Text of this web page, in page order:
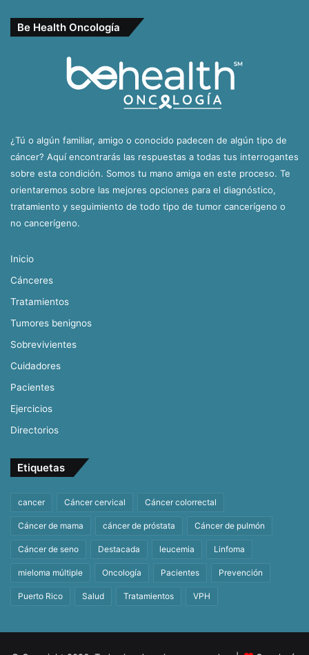
Be Health Oncología
¿Tú o algún familiar, amigo o conocido padecen de algún tipo de
cáncer? Aquí encontrarás las respuestas a todas tus interrogantes
sobre esta condición. Somos tu mano amiga en este proceso. Te
orientaremos sobre las mejores opciones para el diagnóstico,
tratamiento y seguimiento de todo tipo de tumor cancerígeno o
no cancerígeno.
Inicio
Cánceres
Tratamientos
Tumores benignos
Sobrevivientes
Cuidadores
Pacientes
Ejercicios
Directorios
Etiquetas
cancer Cáncer cervical Cáncer colorrectal
Cáncer de mama cáncer de próstata Cáncer de pulmón
Cáncer de seno Destacada leucemia Linfoma
mieloma múltiple Oncología Pacientes Prevención
Puerto Rico Salud Tratamientos VPH